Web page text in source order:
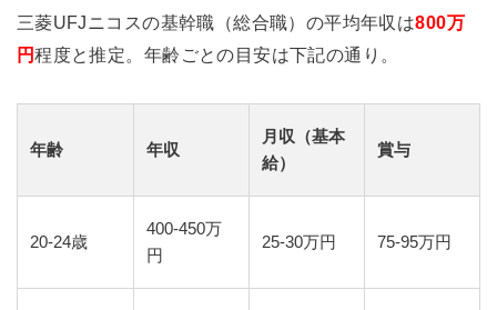
三菱UFJニコスの基幹職（総合職）の平均年収は800万
円程度と推定。年齢ごとの目安は下記の通り。
年齢 年収
月収（基本
給）
賞与
20-24歳
400-450万
円
25-30万円 75-95万円